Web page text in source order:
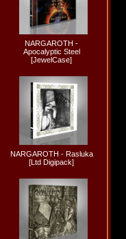
NARGAROTH -
Apocalyptic Steel
[JewelCase]
NARGAROTH - Rasluka
[Ltd Digipack]